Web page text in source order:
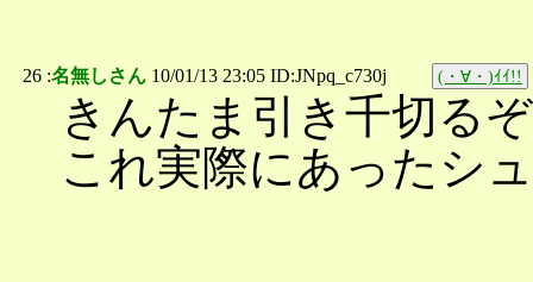
26 :名無しさん 10/01/13 23:05 ID:JNpq_c730j (・∀・)ｲｲ!!
きんたま引き千切るぞ
これ実際にあったシ